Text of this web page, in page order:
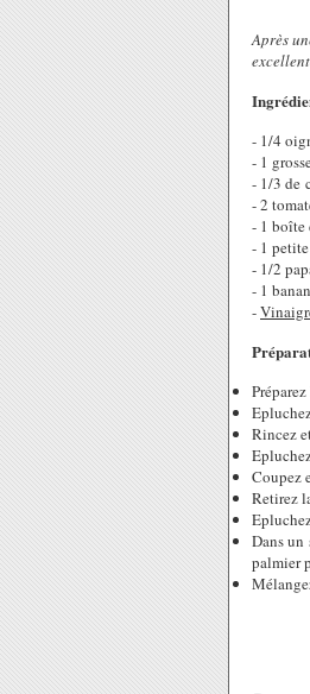
Après
- 1/4
- 1
- 1/3 de
- 2
- 1 boîte
- 1
- 1/2
- 1
-
Rincez
Coupez
Retirez
Dans un
palmier